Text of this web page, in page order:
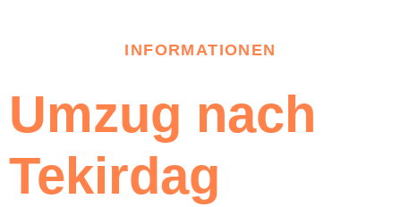
INFORMATIONEN
Umzug nach
Tekirdag